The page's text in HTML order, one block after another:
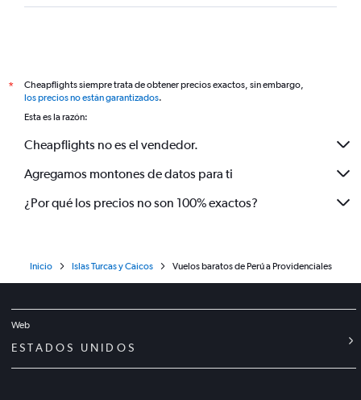
*
Cheapflights siempre trata de obtener precios exactos, sin embargo,
los precios no están garantizados.
Esta es la razón:
Cheapflights no es el vendedor.
Agregamos montones de datos para ti
¿Por qué los precios no son 100% exactos?
Inicio Islas Turcas y Caicos Vuelos baratos de Perú a Providenciales
Web
ESTADOS UNIDOS